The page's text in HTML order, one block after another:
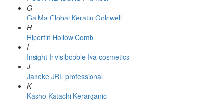
G
Ga.Ma Global Keratin Goldwell
H
Hipertin Hollow Comb
I
Insight Invisibobble Iva cosmetics
J
Janeke JRL professional
K
Kasho Katachi Kerarganic